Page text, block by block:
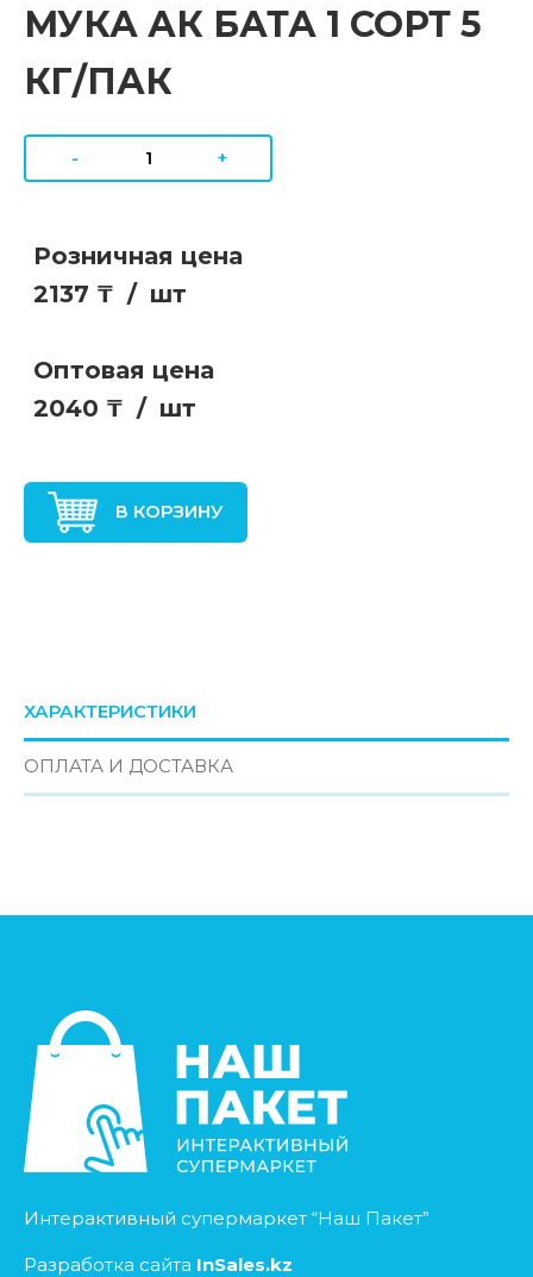
МУКА АК БАТА 1 СОРТ 5
КГ/ПАК
- +
Розничная цена
2137 ₸ / шт
Оптовая цена
2040 ₸ / шт
В КОРЗИНУ
ХАРАКТЕРИСТИКИ
ОПЛАТА И ДОСТАВКА
Интерактивный супермаркет “Наш Пакет”
Разработка сайта InSales.kz